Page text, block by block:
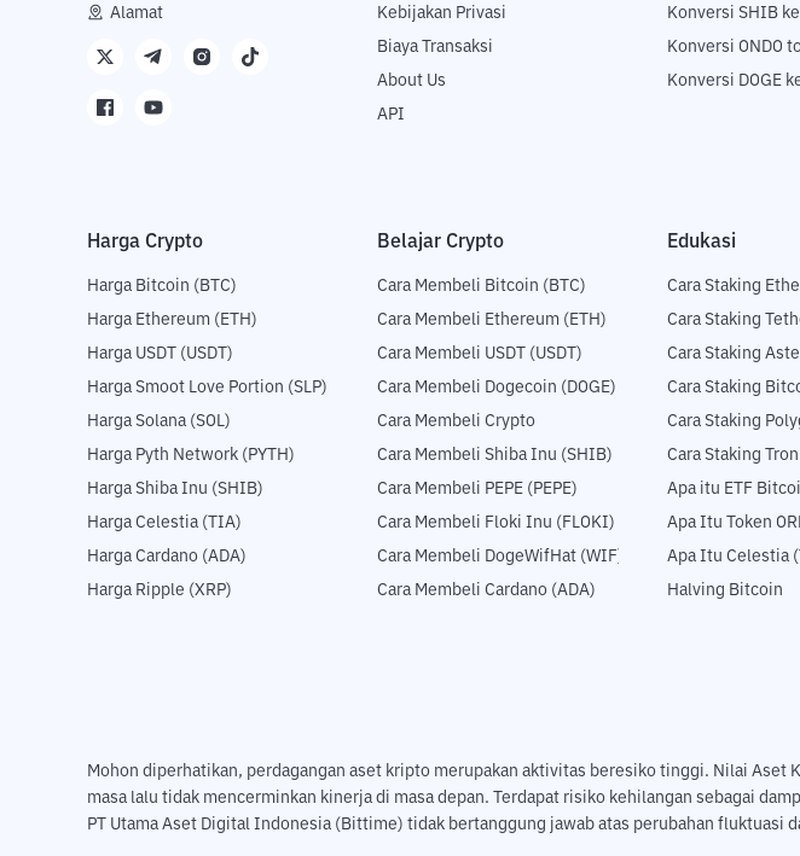
Alamat
Kebijakan Privasi
Biaya Transaksi
About Us
API
Konversi SHIB
Konversi ONDO
Konversi DOGE
Harga Crypto
Harga Bitcoin (BTC)
Harga Ethereum (ETH)
Harga USDT (USDT)
Harga Smoot Love Portion (SLP)
Harga Solana (SOL)
Harga Pyth Network (PYTH)
Harga Shiba Inu (SHIB)
Harga Celestia (TIA)
Harga Cardano (ADA)
Harga Ripple (XRP)
Belajar Crypto
Cara Membeli Bitcoin (BTC)
Cara Membeli Ethereum (ETH)
Cara Membeli USDT (USDT)
Cara Membeli Dogecoin (DOGE)
Cara Membeli Crypto
Cara Membeli Shiba Inu (SHIB)
Cara Membeli PEPE (PEPE)
Cara Membeli Floki Inu (FLOKI)
Cara Membeli DogeWifHat (WIF)
Cara Membeli Cardano (ADA)
Edukasi
Cara Staking
Cara Staking
Cara Staking
Cara Staking
Cara Staking
Cara Staking
Apa itu ETF
Apa Itu Token
Apa Itu Celestia
Halving Bitcoin
Mohon diperhatikan, perdagangan aset kripto merupakan aktivitas beresiko tinggi. Nilai
masa lalu tidak mencerminkan kinerja di masa depan. Terdapat risiko kehilangan sebagai
PT Utama Aset Digital Indonesia (Bittime) tidak bertanggung jawab atas perubahan fluktuasi